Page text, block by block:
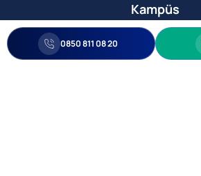
Kampüs
0850 811 08 20
0850 811 08 20